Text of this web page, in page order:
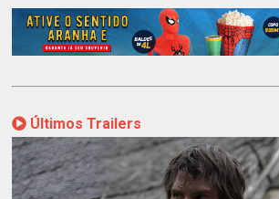
Últimos Trailers